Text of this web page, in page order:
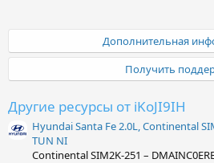
Дополнительная
Получить
Другие ресурсы от iKoJI9IH
Hyundai Santa Fe 2.0L, Continental
TUN NI
Continental SIM2K-251 –